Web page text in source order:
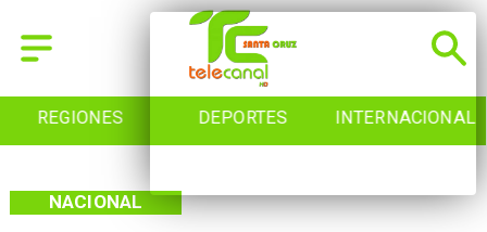
REGIONES DEPORTES INTERNACIONAL
NACIONAL